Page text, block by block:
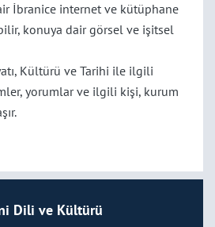
Dili ve Kültürü
İbranice internet ve kütüphane
konuya dair görsel ve işitsel
Kültürü ve Tarihi ile ilgili
yorumlar ve ilgili kişi, kurum